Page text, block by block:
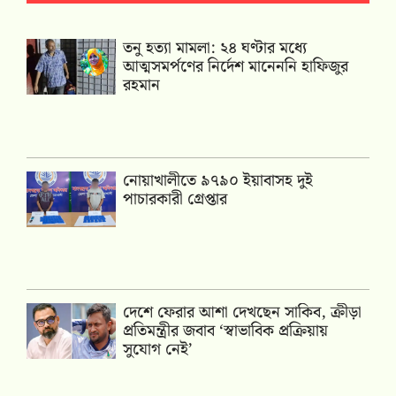
তনু হত্যা মামলা: ২৪ ঘণ্টার মধ্যে
আত্মসমর্পণের নির্দেশ মানেননি হাফিজুর
রহমান
নোয়াখালীতে ৯৭৯০ ইয়াবাসহ দুই
পাচারকারী গ্রেপ্তার
দেশে ফেরার আশা দেখছেন সাকিব, ক্রীড়া
প্রতিমন্ত্রীর জবাব ‘স্বাভাবিক প্রক্রিয়ায়
সুযোগ নেই’